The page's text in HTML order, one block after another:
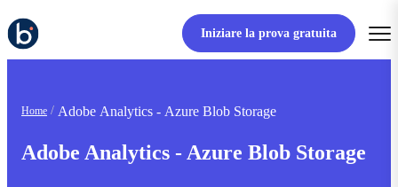
Iniziare la prova gratuita
Home Adobe Analytics - Azure Blob Storage
Adobe Analytics - Azure Blob Storage